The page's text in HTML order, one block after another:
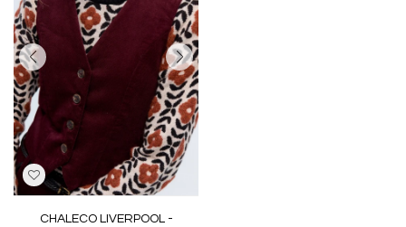
CHALECO LIVERPOOL -